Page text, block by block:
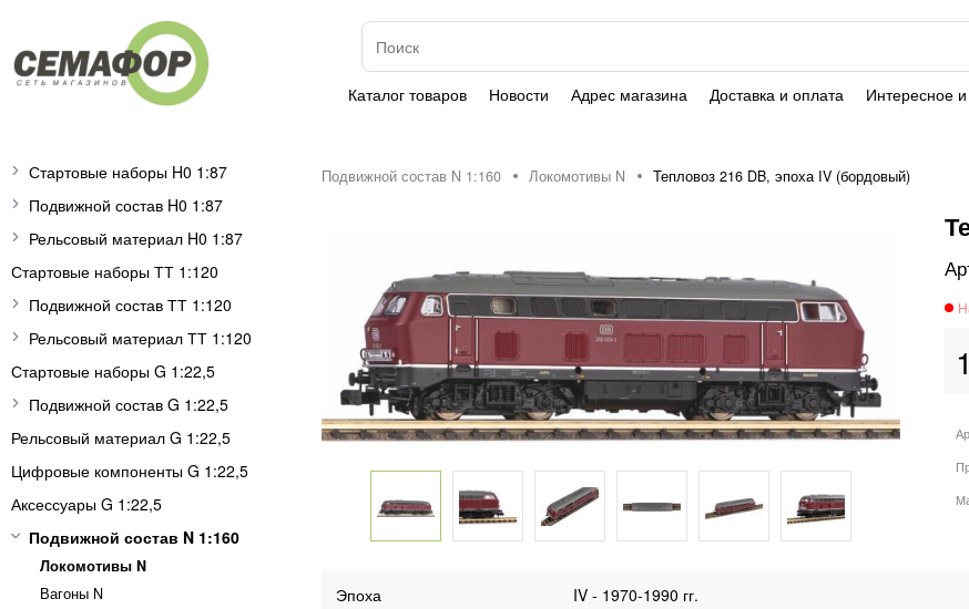
Каталог товаров Новости Адрес магазина Доставка и оплата Интересное
Стартовые наборы H0 1:87
Подвижной состав H0 1:87
Рельсовый материал H0 1:87
Стартовые наборы ТТ 1:120
Подвижной состав ТТ 1:120
Рельсовый материал ТТ 1:120
Стартовые наборы G 1:22,5
Подвижной состав G 1:22,5
Рельсовый материал G 1:22,5
Цифровые компоненты G 1:22,5
Аксессуары G 1:22,5
Подвижной состав N 1:160
Локомотивы N
Вагоны N
Подвижной состав N 1:160 Локомотивы N Тепловоз 216 DB, эпоха IV (бордовый)
Эпоха
IV - 1970-1990 гг.